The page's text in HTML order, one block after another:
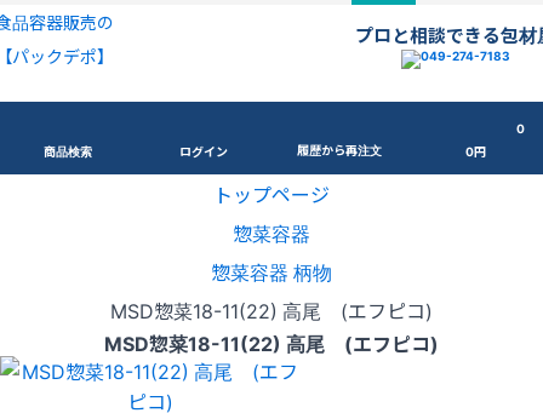
品容器販売の
【パックデポ】
プロと相談できる包材
商品検索 ログイン 履歴から再注文
0
0円
トップページ
惣菜容器
惣菜容器 柄物
MSD惣菜18-11(22) 高尾 (エフピコ)
MSD惣菜18-11(22) 高尾 (エフピコ)